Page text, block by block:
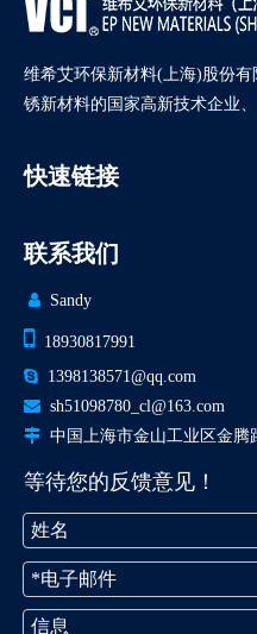
维希艾环保新材料(上海)股份
锈新材料的国家高新技术企业、
快速链接
联系我们
 Sandy
18930817991
 1398138571@qq.com
 sh51098780_cl@163.com
 中国上海市金山工业区金腾
等待您的反馈意见！